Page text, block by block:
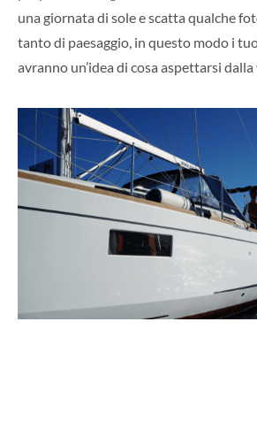
una giornata di sole e scatta qualche
tanto di paesaggio, in questo modo i
avranno un’idea di cosa aspettarsi dalla